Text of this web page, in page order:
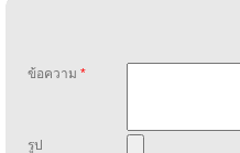
ข้อความ *
รูป